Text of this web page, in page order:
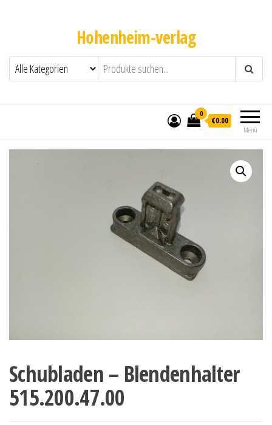
Hohenheim-verlag
Menü
0
€0.00
Schubladen – Blendenhalter
515.200.47.00